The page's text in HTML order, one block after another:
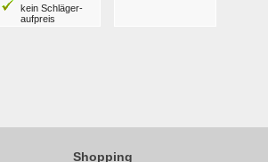
kein Schläger­
aufpreis
Shopping